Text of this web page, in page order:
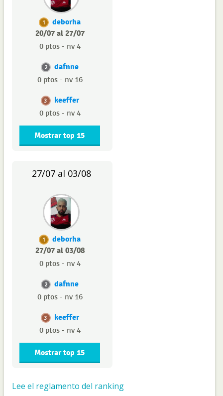
1
deborha
20/07 al 27/07
0 ptos - nv 4
2 dafnne
0 ptos - nv 16
3 keeffer
0 ptos - nv 4
Mostrar top 15
27/07 al 03/08
1
deborha
27/07 al 03/08
0 ptos - nv 4
2 dafnne
0 ptos - nv 16
3 keeffer
0 ptos - nv 4
Mostrar top 15
Lee el reglamento del ranking